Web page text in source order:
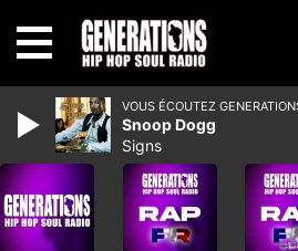
VOUS ÉCOUTEZ
Snoop Dogg
Signs